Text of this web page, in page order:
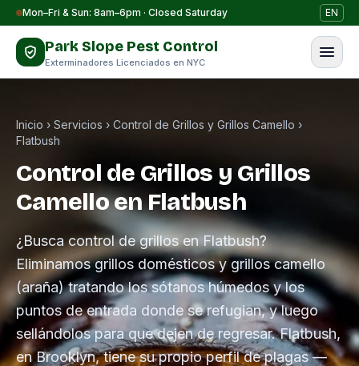
Saltar al contenido
Mon–Fri & Sun: 8am–6pm · Closed Saturday EN
Park Slope Pest Control
Exterminadores Licenciados en NYC
Inicio › Servicios › Control de Grillos y Grillos Camello ›
Flatbush
Control de Grillos y Grillos
Camello en Flatbush
¿Busca control de grillos en Flatbush?
Eliminamos grillos domésticos y grillos camello
(araña) tratando los sótanos húmedos y los
puntos de entrada donde se refugian, y luego
sellándolos para que dejen de regresar. Flatbush,
en Brooklyn, tiene su propio perfil de plagas —